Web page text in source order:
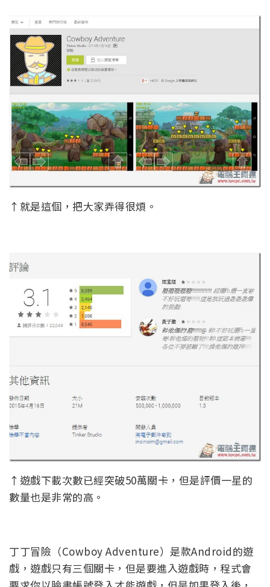
↑就是這個，把大家弄得很煩。
↑遊戲下載次數已經突破50萬關卡，但是評價一星的
數量也是非常的高。
丁丁冒險（Cowboy Adventure）是款Android的遊
戲，遊戲只有三個關卡，但是要進入遊戲時，程式會